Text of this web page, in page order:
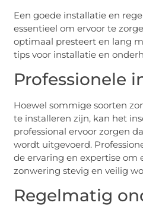
Een goede installatie en
essentieel om ervoor te
optimaal presteert en lang
tips voor installatie en
Professionele
Hoewel sommige soorten
te installeren zijn, kan het
professional ervoor zorgen
wordt uitgevoerd.
de ervaring en expertise om
zonwering stevig en veilig
Regelmatig